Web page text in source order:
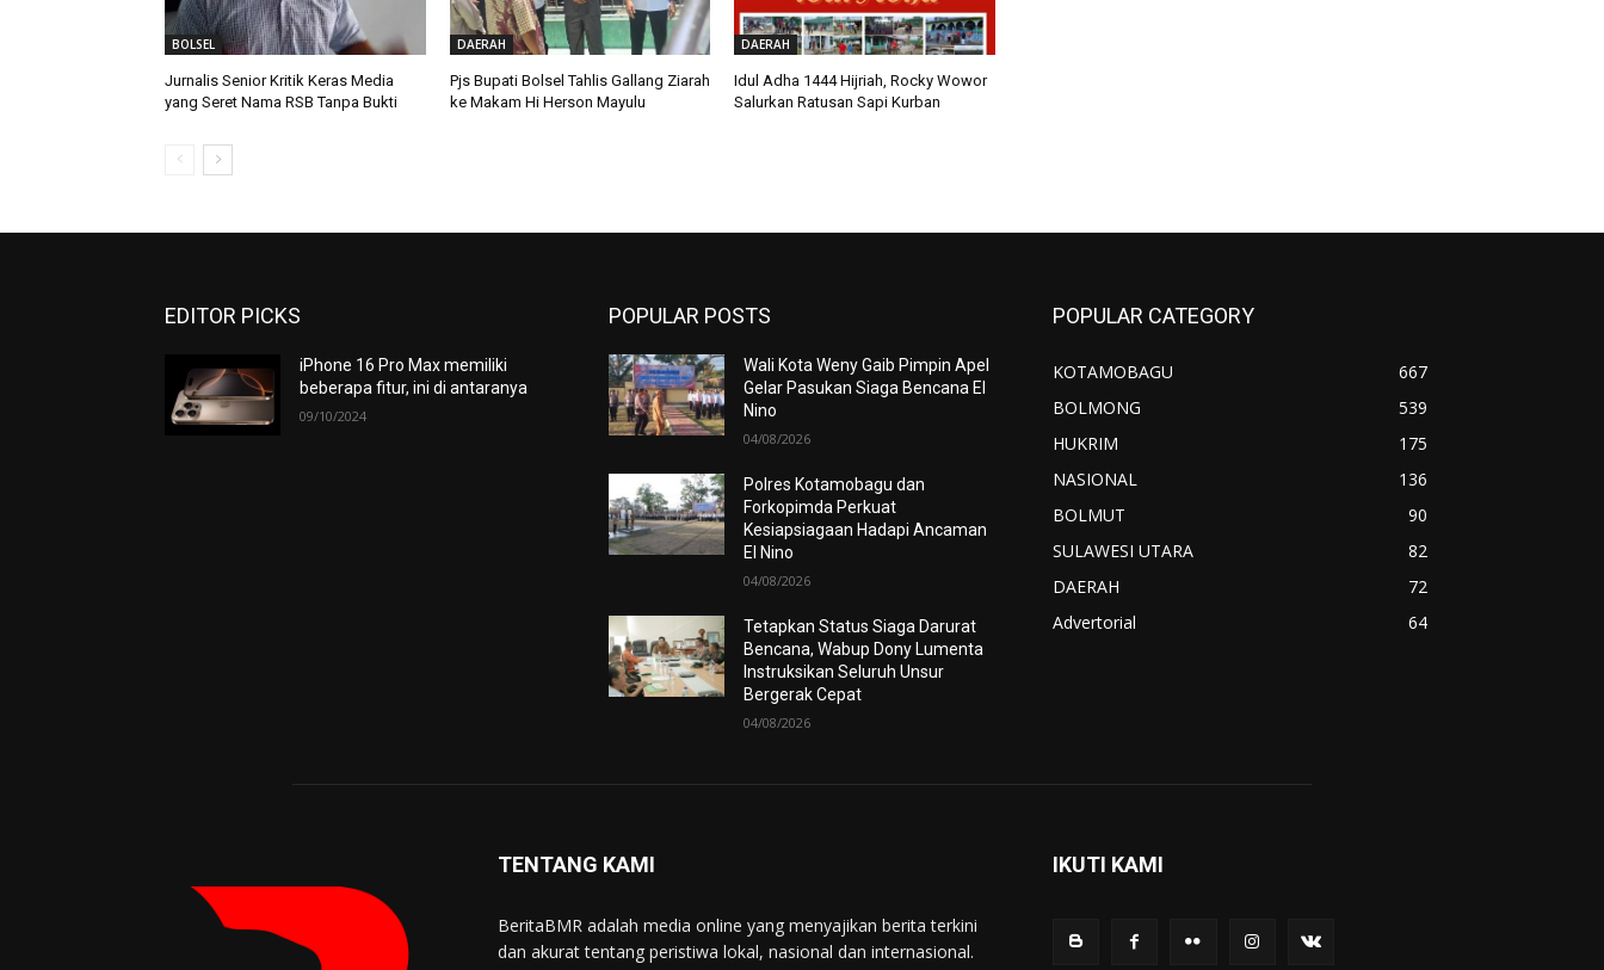
BOLSEL
Jurnalis Senior Kritik Keras Media
yang Seret Nama RSB Tanpa Bukti
DAERAH
Pjs Bupati Bolsel Tahlis Gallang Ziarah
ke Makam Hi Herson Mayulu
DAERAH
Idul Adha 1444 Hijriah, Rocky Wowor
Salurkan Ratusan Sapi Kurban
EDITOR PICKS
iPhone 16 Pro Max memiliki
beberapa fitur, ini di antaranya
09/10/2024
POPULAR POSTS
Wali Kota Weny Gaib Pimpin Apel
Gelar Pasukan Siaga Bencana El
Nino
04/08/2026
Polres Kotamobagu dan
Forkopimda Perkuat
Kesiapsiagaan Hadapi Ancaman
El Nino
04/08/2026
Tetapkan Status Siaga Darurat
Bencana, Wabup Dony Lumenta
Instruksikan Seluruh Unsur
Bergerak Cepat
04/08/2026
POPULAR CATEGORY
KOTAMOBAGU
667
BOLMONG
539
HUKRIM
175
NASIONAL
136
BOLMUT
90
SULAWESI UTARA
82
DAERAH
72
Advertorial
64
TENTANG KAMI
BeritaBMR adalah media online yang menyajikan berita terkini
dan akurat tentang peristiwa lokal, nasional dan internasional.
IKUTI KAMI